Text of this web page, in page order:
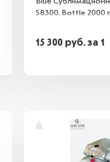
SB300. Bottle 2000
15 300 руб.за 1